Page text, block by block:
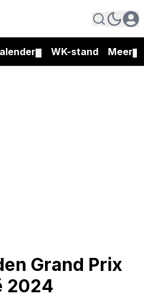
WK-stand Meer
Grand Prix
2024